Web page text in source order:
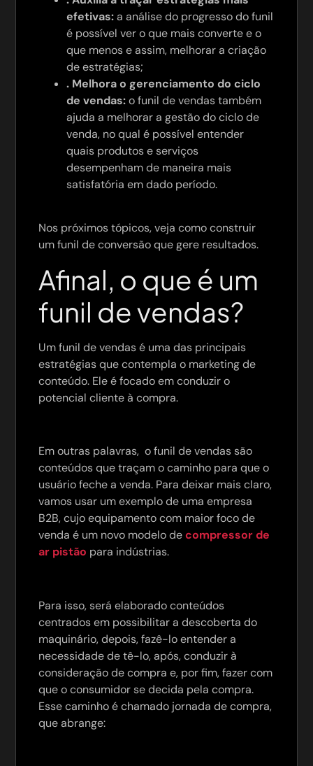
efetivas:a análise do progresso do funil
é possível ver o que mais converte e o
que menos e assim, melhorar a criação
de estratégias;
. Melhora o gerenciamento do ciclo
de vendas:o funil de vendas também
ajuda a melhorar a gestão do ciclo de
venda, no qual é possível entender
quais produtos e serviços
desempenham de maneira mais
satisfatória em dado período.
Nos próximos tópicos, veja como construir
um funil de conversão que gere resultados.
Afinal, o que é um
funil de vendas?
Um funil de vendas é uma das principais
estratégias que contempla o marketing de
conteúdo. Ele é focado em conduzir o
potencial cliente à compra.
Em outras palavras, o funil de vendas são
conteúdos que traçam o caminho para que o
usuário feche a venda. Para deixar mais claro,
vamos usar um exemplo de uma empresa
B2B, cujo equipamento com maior foco de
venda é um novo modelo decompressor de
ar pistão para indústrias.
Para isso, será elaborado conteúdos
centrados em possibilitar a descoberta do
maquinário, depois, fazê-lo entender a
necessidade de tê-lo, após, conduzir à
consideração de compra e, por fim, fazer com
que o consumidor se decida pela compra.
Esse caminho é chamado jornada de compra,
que abrange: